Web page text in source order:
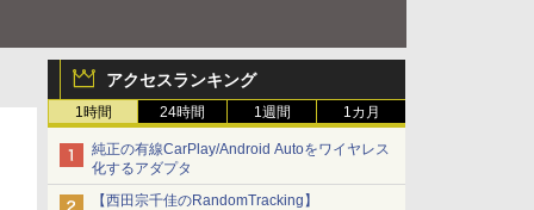
アクセスランキング
1時間 24時間 1週間 1カ月
純正の有線CarPlay/Android Autoをワイヤレス
化するアダプタ
【西田宗千佳のRandomTracking】